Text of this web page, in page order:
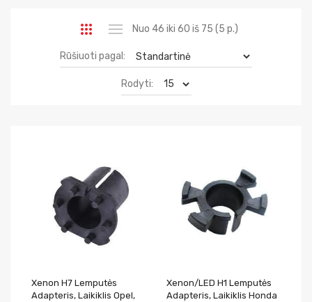
Nuo 46 iki 60 iš 75 (5 p.)
Rūšiuoti pagal:
Rodyti:
Xenon H7 Lemputės
Adapteris, Laikiklis Opel,
Xenon/LED H1 Lemputės
Adapteris, Laikiklis Honda